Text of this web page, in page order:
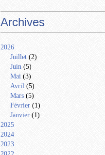
Archives
2026
Juillet (2)
Juin (5)
Mai (3)
Avril (5)
Mars (5)
Février (1)
Janvier (1)
2025
2024
2023